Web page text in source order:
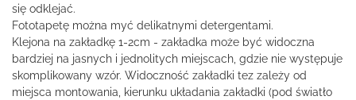
się odklejać.
Fototapetę można myć delikatnymi detergentami.
Klejona na zakładkę 1-2cm - zakładka może być widoczna
bardziej na jasnych i jednolitych miejscach, gdzie nie występuje
skomplikowany wzór. Widoczność zakładki tez zależy od
miejsca montowania, kierunku układania zakładki (pod światło